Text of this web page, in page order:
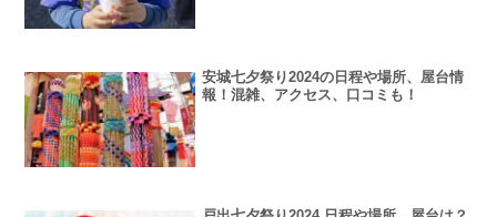
安城七夕祭り2024の日程や場所、屋台情
報！混雑、アクセス、口コミも！